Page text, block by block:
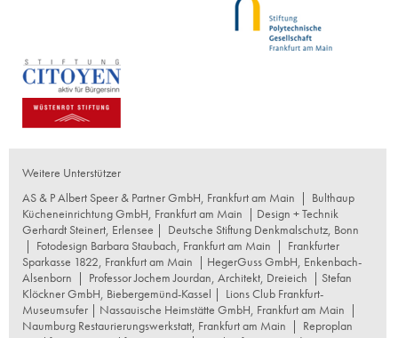
Weitere Unterstützer
AS & P Albert Speer & Partner GmbH, Frankfurt am Main | Bulthaup
Kücheneinrichtung GmbH, Frankfurt am Main | Design + Technik
Gerhardt Steinert, Erlensee | Deutsche Stiftung Denkmalschutz, Bonn
| Fotodesign Barbara Staubach, Frankfurt am Main | Frankfurter
Sparkasse 1822, Frankfurt am Main | HegerGuss GmbH, Enkenbach-
Alsenborn | Professor Jochem Jourdan, Architekt, Dreieich | Stefan
Klöckner GmbH, Biebergemünd-Kassel | Lions Club Frankfurt-
Museumsufer | Nassauische Heimstätte GmbH, Frankfurt am Main |
Naumburg Restaurierungswerkstatt, Frankfurt am Main | Reproplan